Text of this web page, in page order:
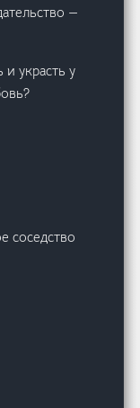
—
украсть у
соседство